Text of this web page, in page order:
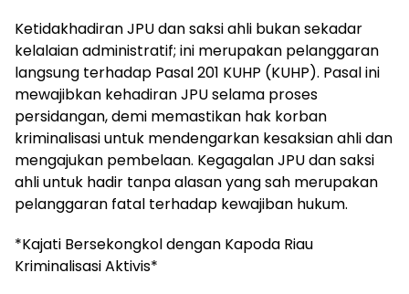
Ketidakhadiran JPU dan saksi ahli bukan sekadar
kelalaian administratif; ini merupakan pelanggaran
langsung terhadap Pasal 201 KUHP (KUHP). Pasal ini
mewajibkan kehadiran JPU selama proses
persidangan, demi memastikan hak korban
kriminalisasi untuk mendengarkan kesaksian ahli dan
mengajukan pembelaan. Kegagalan JPU dan saksi
ahli untuk hadir tanpa alasan yang sah merupakan
pelanggaran fatal terhadap kewajiban hukum.
*Kajati Bersekongkol dengan Kapoda Riau
Kriminalisasi Aktivis*